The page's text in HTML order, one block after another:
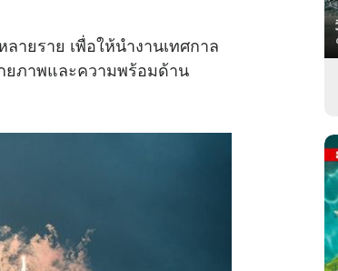
ายราย เพื่อให้นำงานเทศกาล
ยภาพและความพร้อมด้าน